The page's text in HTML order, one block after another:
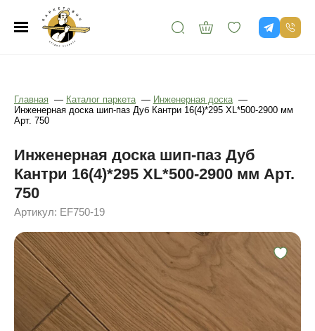
Главная — Каталог паркета — Инженерная доска —
Инженерная доска шип-паз Дуб Кантри 16(4)*295 XL*500-2900 мм
Арт. 750
Инженерная доска шип-паз Дуб
Кантри 16(4)*295 XL*500-2900 мм Арт.
750
Артикул: EF750-19